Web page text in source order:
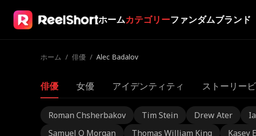
ホームカテゴリーファンダムブランド
ホーム / 俳優 / Alec Badalov
俳優 女優 アイデンティティ ストーリー
Roman Chsherbakov Tim Stein Drew Ater
Samuel O Morgan
Thomas William King Kasey